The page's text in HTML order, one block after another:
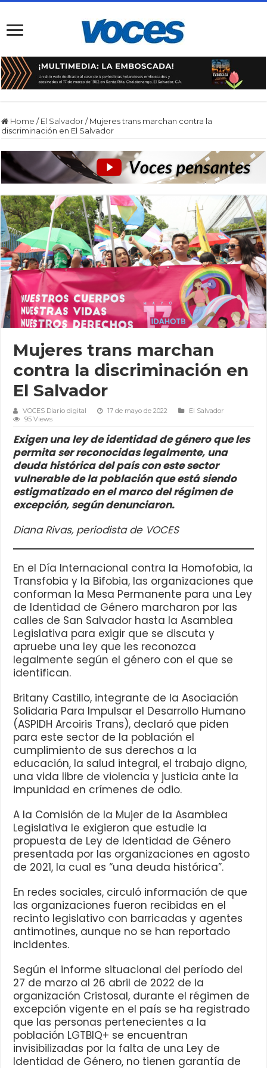
Home / El Salvador / Mujeres trans marchan contra la
discriminación en El Salvador
Mujeres trans marchan
contra la discriminación en
El Salvador
VOCES Diario digital 17 de mayo de 2022
El Salvador
95 Views
Exigen una ley de identidad de género que les
permita ser reconocidas legalmente, una
deuda histórica del país con este sector
vulnerable de la población que está siendo
estigmatizado en el marco del régimen de
excepción, según denunciaron.
Diana Rivas, periodista de VOCES
En el Día Internacional contra la Homofobia, la
Transfobia y la Bifobia, las organizaciones que
conforman la Mesa Permanente para una Ley
de Identidad de Género marcharon por las
calles de San Salvador hasta la Asamblea
Legislativa para exigir que se discuta y
apruebe una ley que les reconozca
legalmente según el género con el que se
identifican.
Britany Castillo, integrante de la Asociación
Solidaria Para Impulsar el Desarrollo Humano
(ASPIDH Arcoiris Trans), declaró que piden
para este sector de la población el
cumplimiento de sus derechos a la
educación, la salud integral, el trabajo digno,
una vida libre de violencia y justicia ante la
impunidad en crímenes de odio.
A la Comisión de la Mujer de la Asamblea
Legislativa le exigieron que estudie la
propuesta de Ley de Identidad de Género
presentada por las organizaciones en agosto
de 2021, la cual es “una deuda histórica”.
En redes sociales, circuló información de que
las organizaciones fueron recibidas en el
recinto legislativo con barricadas y agentes
antimotines, aunque no se han reportado
incidentes.
Según el informe situacional del período del
27 de marzo al 26 abril de 2022 de la
organización Cristosal, durante el régimen de
excepción vigente en el país se ha registrado
que las personas pertenecientes a la
población LGTBIQ+ se encuentran
invisibilizadas por la falta de una Ley de
Identidad de Género, no tienen garantía de